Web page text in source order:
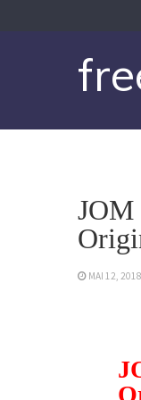
JOM
MAI 12, 2018